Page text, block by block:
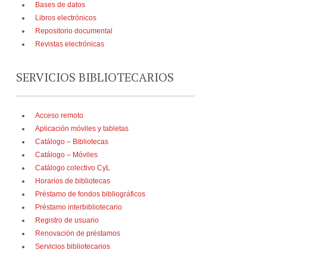
Bases de datos
Libros electrónicos
Repositorio documental
Revistas electrónicas
SERVICIOS BIBLIOTECARIOS
Acceso remoto
Aplicación móviles y tabletas
Catálogo – Bibliotecas
Catálogo – Móviles
Catálogo colectivo CyL
Horarios de bibliotecas
Préstamo de fondos bibliográficos
Préstamo interbibliotecario
Registro de usuario
Renovación de préstamos
Servicios bibliotecarios